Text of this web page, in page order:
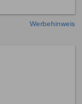
Werbehinweis